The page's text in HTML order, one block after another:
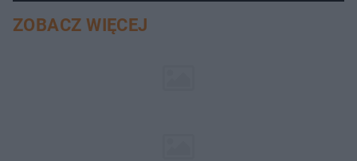
ZOBACZ WIĘCEJ